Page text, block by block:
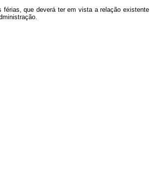
férias, que deverá ter em vista a relação existente